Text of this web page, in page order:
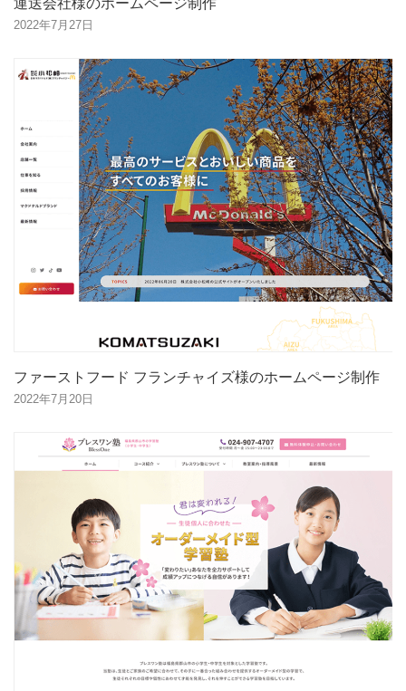
2022年7月27日
ファーストフード フランチャイズ様のホームページ制作
2022年7月20日